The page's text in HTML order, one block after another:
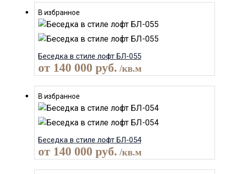
В избранное
Беседка в стиле лофт БЛ-055
от 140 000 руб. /кв.м
В избранное
Беседка в стиле лофт БЛ-054
от 140 000 руб. /кв.м